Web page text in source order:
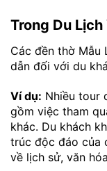
Trong Du Lịch
Các đền thờ Mẫu
dẫn đối với du
Ví dụ: Nhiều tour
gồm việc tham
khác. Du khách
trúc độc đáo của
về lịch sử, văn